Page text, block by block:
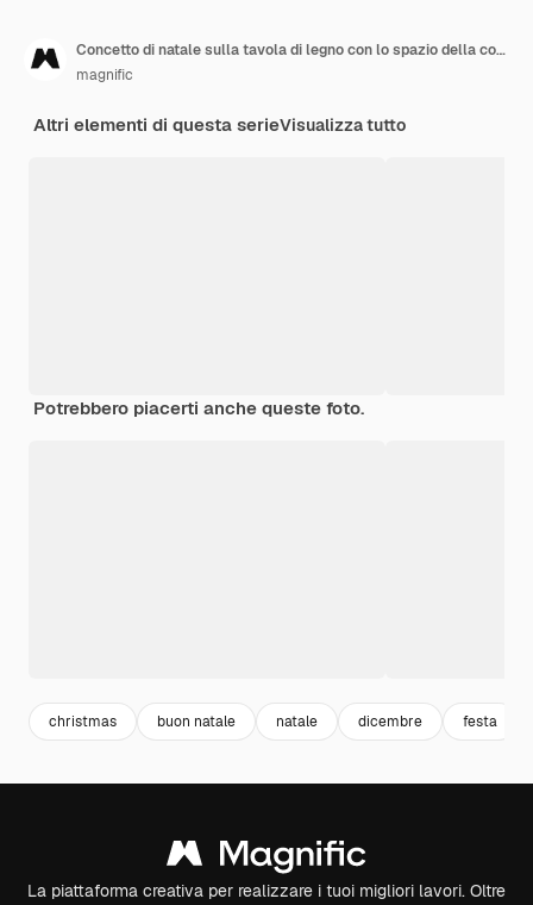
Concetto di natale sulla tavola di legno con lo spazio della copia
magnific
Altri elementi di questa serieVisualizza tutto
Potrebbero piacerti anche queste foto.
christmas buon natale natale dicembre festa
La piattaforma creativa per realizzare i tuoi migliori lavori. Oltre